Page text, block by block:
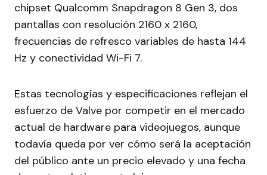
chipset Qualcomm Snapdragon 8 Gen 3, dos
pantallas con resolución 2160 x 2160,
frecuencias de refresco variables de hasta 144
Hz y conectividad Wi-Fi 7.
Estas tecnologías y especificaciones reflejan el
esfuerzo de Valve por competir en el mercado
actual de hardware para videojuegos, aunque
todavía queda por ver cómo será la aceptación
del público ante un precio elevado y una fecha